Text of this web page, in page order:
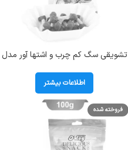
تشویقی سگ کم چرب و اشتها آور مدل
گرم
اطلاعات بیشتر
فروخته شده